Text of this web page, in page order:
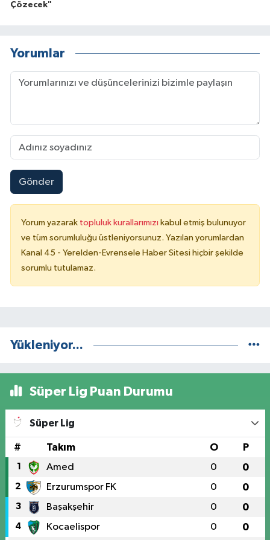
Çözecek"
Yorumlar
Gönder
Yorum yazarak topluluk kurallarımızı kabul etmiş bulunuyor
ve tüm sorumluluğu üstleniyorsunuz. Yazılan yorumlardan
Kanal 45 - Yerelden-Evrensele Haber Sitesi hiçbir şekilde
sorumlu tutulamaz.
Yükleniyor...
Süper Lig Puan Durumu
Süper Lig
# Takım O P
1 Amed 0 0
2 Erzurumspor FK 0 0
3 Başakşehir 0 0
4 Kocaelispor 0 0